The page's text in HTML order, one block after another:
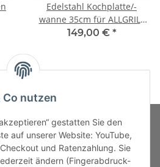
Edelstahl Kochplatte/-
wanne 35cm für ALLGRILL
Allrounder L, CHEF L/XL,
149,00 € *
Co nutzen
gestatten Sie den
auf unserer Website: YouTube,
und Ratenzahlung. Sie
ändern (Fingerabdruck-